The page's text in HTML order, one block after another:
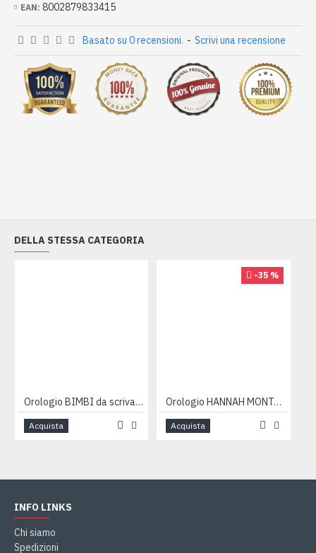
EAN: 8002879833415
Basato su 0 recensioni. - Scrivi una recensione
DELLA STESSA CATEGORIA
Orologio BIMBI da scrivania
Acquista
-35 %
Orologio HANNAH MONTANA
Acquista
INFO LINKS
Chi siamo
Spedizioni